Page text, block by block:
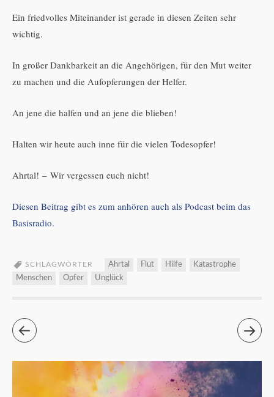
Ein friedvolles Miteinander ist gerade in diesen Zeiten sehr
wichtig.
In großer Dankbarkeit an die Angehörigen, für den Mut weiter
zu machen und die Aufopferungen der Helfer.
An jene die halfen und an jene die blieben!
Halten wir heute auch inne für die vielen Todesopfer!
Ahrtal! – Wir vergessen euch nicht!
Diesen Beitrag gibt es zum anhören auch als Podcast beim das
Basisradio.
SCHLAGWÖRTER Ahrtal Flut Hilfe
Katastrophe
Menschen
Opfer Unglück